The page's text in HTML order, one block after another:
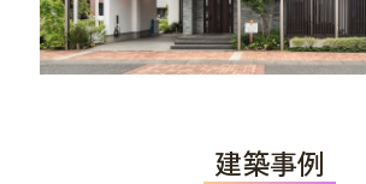
建築事例